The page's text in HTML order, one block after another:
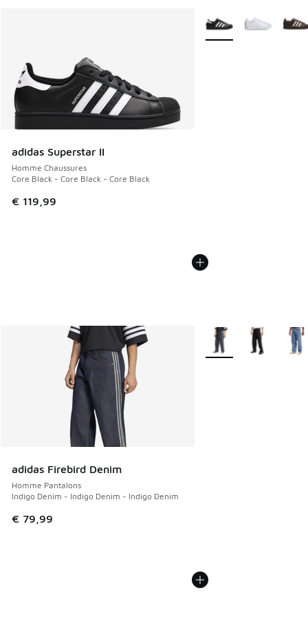
adidas Superstar II
Homme Chaussures
Core Black - Core Black - Core Black
€ 119,99
Plus de couleurs
adidas Firebird Denim
Homme Pantalons
Indigo Denim - Indigo Denim - Indigo Denim
€ 79,99
Plus de couleurs